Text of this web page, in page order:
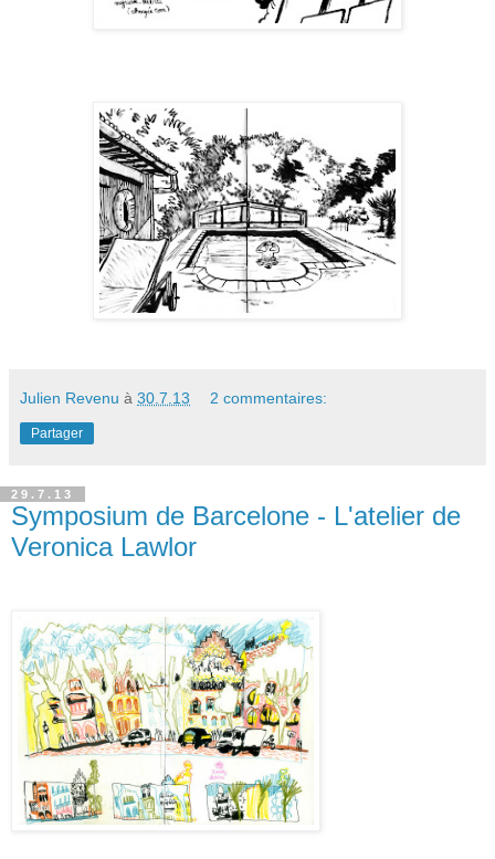
Julien Revenu à 30.7.13 2 commentaires:
Partager
29.7.13
Symposium de Barcelone - L'atelier de
Veronica Lawlor